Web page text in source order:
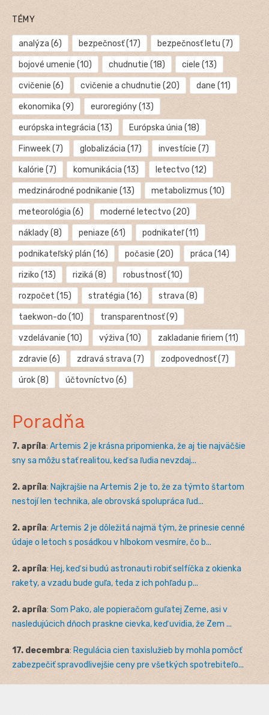
TÉMY
analýza (6) bezpečnosť(17) bezpečnosť letu (7)
bojové umenie (10) chudnutie (18) ciele (13)
cvičenie (6) cvičenie a chudnutie (20) dane (11)
ekonomika (9) euroregióny(13)
európska integrácia (13) Európska únia (18)
Finweek(7) globalizácia (17) investície (7)
kalórie (7) komunikácia (13) letectvo (12)
medzinárodné podnikanie (13) metabolizmus (10)
meteorológia (6) moderné letectvo (20)
náklady(8) peniaze (61) podnikateľ(11)
podnikateľský plán (16) počasie (20) práca (14)
riziko (13) riziká (8) robustnosť(10)
rozpočet (15) stratégia (16) strava (8)
taekwon-do (10) transparentnosť(9)
vzdelávanie (10) výživa (10) zakladanie firiem (11)
zdravie (6) zdravá strava (7) zodpovednosť(7)
úrok(8) účtovníctvo (6)
Poradňa
7. apríla: Artemis 2 je krásna pripomienka, že aj tie najväčšie
sny sa môžu stať realitou, keď sa ľudia nevzdaj...
2. apríla: Najkrajšie na Artemis 2 je to, že za týmto štartom
nestojí len technika, ale obrovská spolupráca ľud...
2. apríla: Artemis 2 je dôležitá najmä tým, že prinesie cenné
údaje o letoch s posádkou v hlbokom vesmíre, čo b...
2. apríla: Hej, keď si budú astronauti robiť selfíčka z okienka
rakety, a vzadu bude guľa, teda z ich pohľadu p...
2. apríla: Som Pako, ale popieračom guľatej Zeme, asi v
nasledujúcich dňoch praskne cievka, keď uvidia, že Zem ...
17. decembra: Regulácia cien taxislužieb by mohla pomôcť
zabezpečiť spravodlivejšie ceny pre všetkých spotrebiteľo...